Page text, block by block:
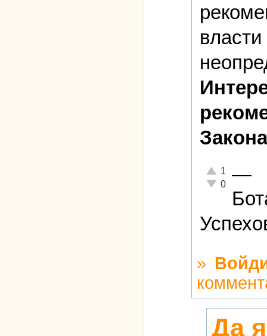
Отлично!
1
Неадекватно!
0 —
»
Да